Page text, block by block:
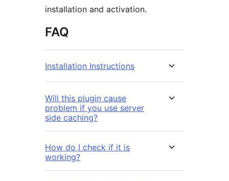
installation and activation.
FAQ
Installation Instructions
Will this plugin cause
problem if you use server
side caching?
How do I check if it is
working?